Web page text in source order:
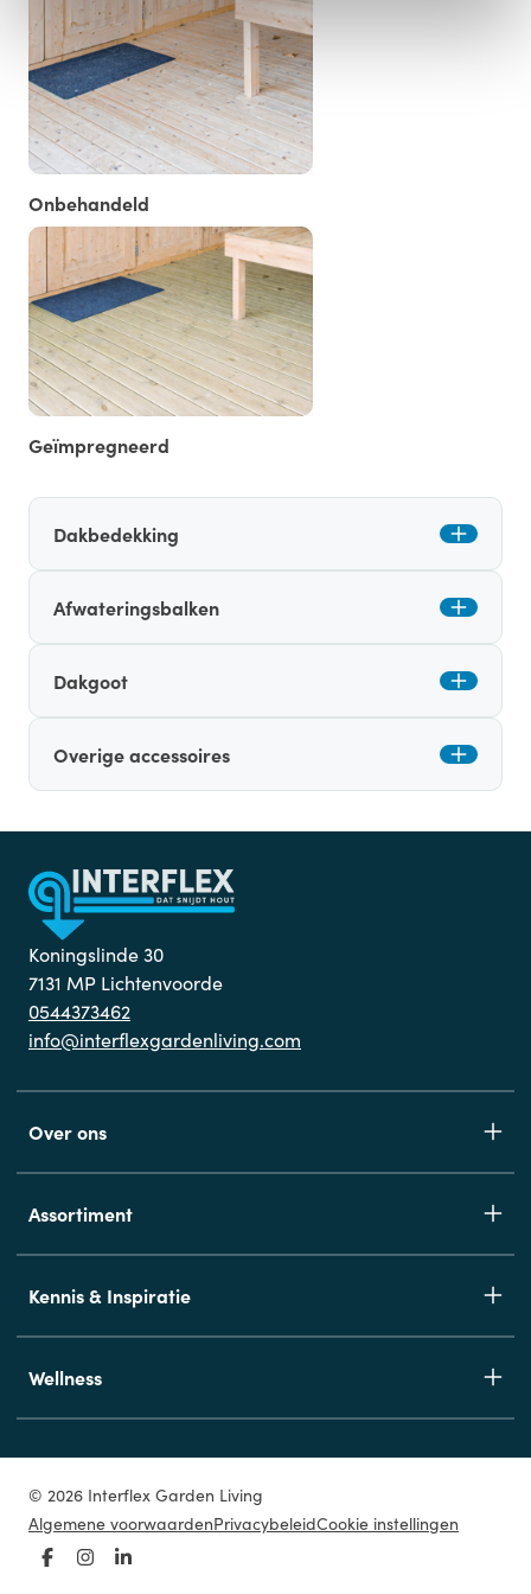
Onbehandeld
Geïmpregneerd
Dakbedekking
Afwateringsbalken
Dakgoot
Overige accessoires
Koningslinde 30
7131 MP Lichtenvoorde
0544373462
info@interflexgardenliving.com
Over ons
Assortiment
Kennis & Inspiratie
Wellness
© 2026 Interflex Garden Living
Algemene voorwaardenPrivacybeleidCookie instellingen
Facebook
Instagram
LinkedIn